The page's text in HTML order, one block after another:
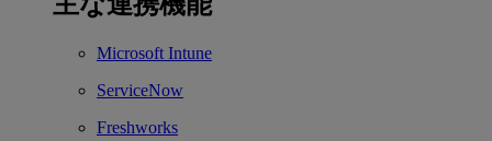
Microsoft Intune
ServiceNow
Freshworks